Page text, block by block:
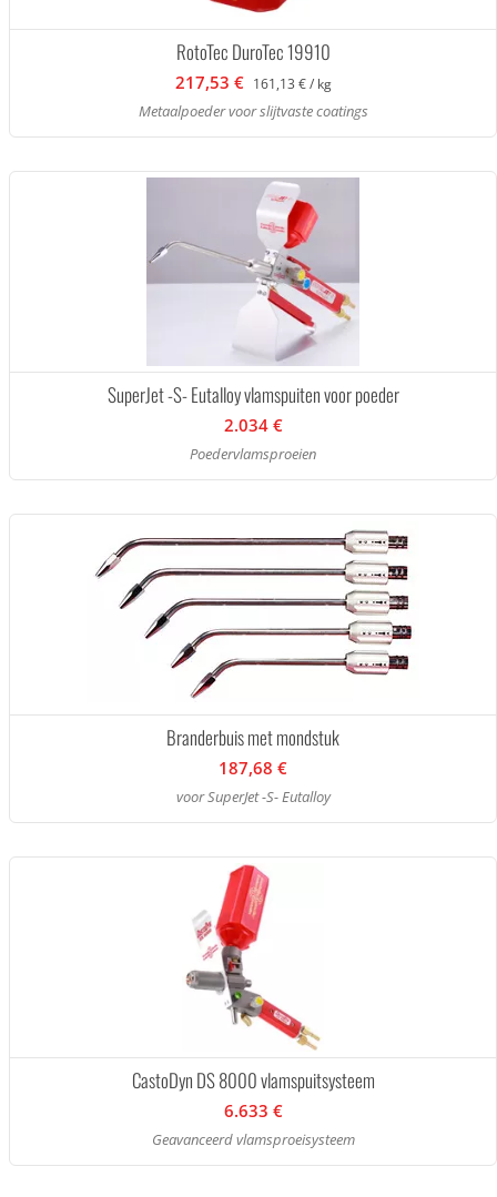
RotoTec DuroTec 19910
217,53 € 161,13 € / kg
Metaalpoeder voor slijtvaste coatings
SuperJet -S- Eutalloy vlamspuiten voor poeder
2.034 €
Poedervlamsproeien
Branderbuis met mondstuk
187,68 €
voor SuperJet -S- Eutalloy
CastoDyn DS 8000 vlamspuitsysteem
6.633 €
Geavanceerd vlamsproeisysteem